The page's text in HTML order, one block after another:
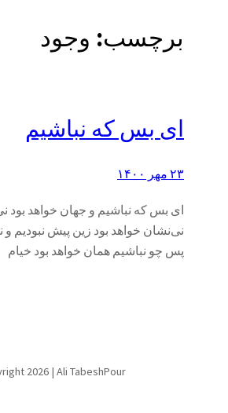
برچسب: وجود
ای بس که نباشیم
۲۳ مهر ۱۴۰۰
ای بس که نباشیم و جهان خواهد بود
نی‌نشان خواهد بود زین پیش نبودیم و
پس چو نباشیم همان خواهد بود خیام
2026 | Ali TabeshPour